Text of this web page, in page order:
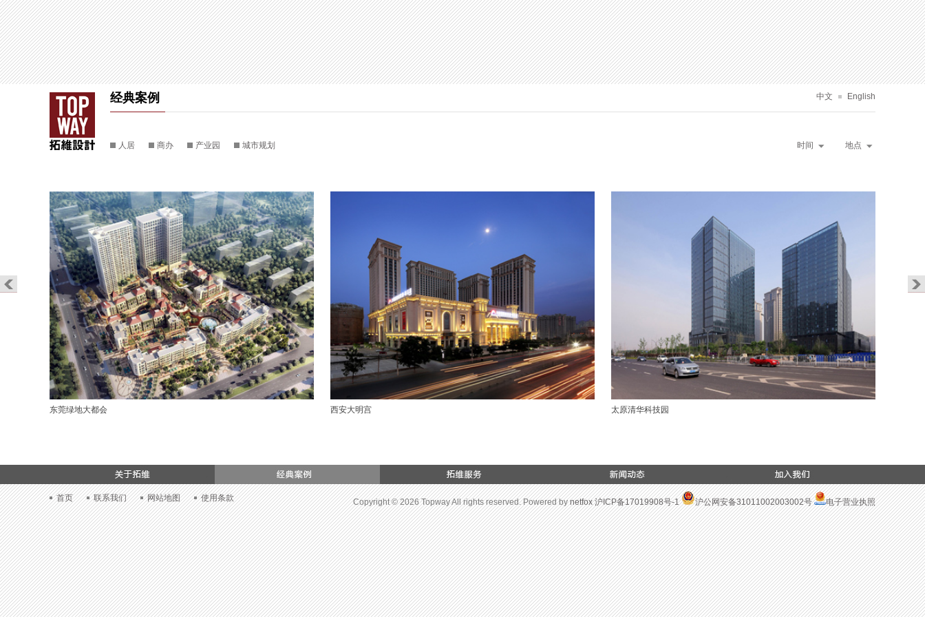
中文 English
东莞绿地大都会 西安大明宫 太原清华科技园
经典案例
人居 商办 产业园 城市规划 时间 地点
首页 联系我们 网站地图 使用条款 Copyright © 2026 Topway All rights reserved. Powered bynetfox 沪ICP备17019908号-1 沪公网安备31011002003002号 电子营业执照